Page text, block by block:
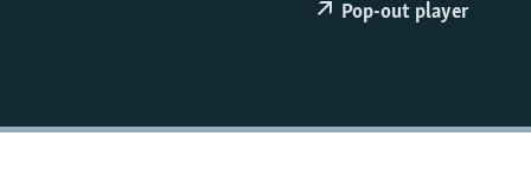
Pop-out player